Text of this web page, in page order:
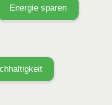
Energie sparen